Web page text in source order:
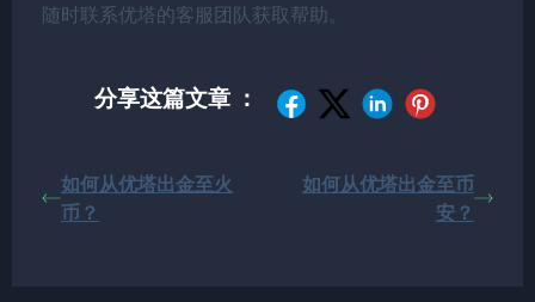
随时联系优塔的客服团队获取帮助。
分享这篇文章 ：
如何从优塔出金至火
币？
如何从优塔出金至币
安？